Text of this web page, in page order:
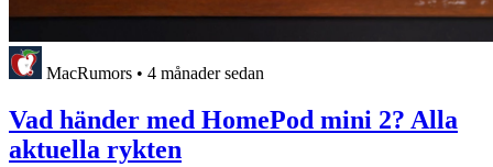
MacRumors • 4 månader sedan
Vad händer med HomePod mini 2? Alla
aktuella rykten